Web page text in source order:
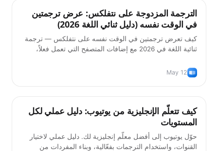
الترجمة المزدوجة على نتفلكس: عرض ترجمتين
في الوقت نفسه (دليل ثنائي اللغة 2026)
كيف تعرض ترجمتين في الوقت نفسه على نتفلكس — ترجمة
ثنائية اللغة في 2026 مع إضافات المتصفح التي تعمل فعلاً،
May 12
نصائح
كيف تتعلّم الإنجليزية من يوتيوب: دليل عملي لكل
المستويات
حوّل يوتيوب إلى أفضل معلّم إنجليزية لك. دليل عملي لاختيار
القنوات، واستخدام الترجمات بفعّالية، وبناء المفردات من